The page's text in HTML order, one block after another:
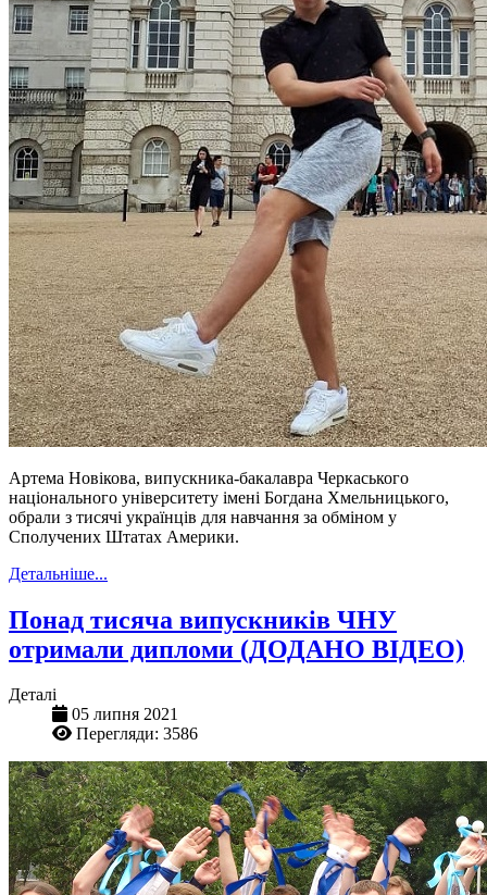
Артема Новікова, випускника-бакалавра Черкаського
національного університету імені Богдана Хмельницького,
обрали з тисячі українців для навчання за обміном у
Сполучених Штатах Америки.
Детальніше...
Понад тисяча випускників ЧНУ
отримали дипломи (ДОДАНО ВІДЕО)
Деталі
05 липня 2021
Перегляди: 3586